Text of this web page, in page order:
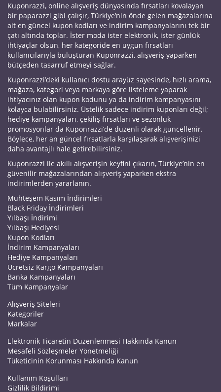
Kuponrazzi, online alışveriş dünyasında fırsatları kovalayan
bir paparazzi gibi çalışır, Türkiye’nin önde gelen mağazalarına
ait en güncel kupon kodları ve indirim kampanyalarını tek bir
çatı altında toplar. İster moda ister elektronik, ister günlük
ihtiyaçlar olsun, her kategoride en uygun fırsatları
kullanıcılarıyla buluşturan Kuponrazzi, alışveriş yaparken
bütçeden tasarruf etmeyi sağlar.
Kuponrazzi’deki kullanıcı dostu arayüz sayesinde, hızlı arama,
mağaza, kategori veya markaya göre listeleme yaparak
ihtiyacınız olan kupon kodunu ya da indirim kampanyasını
kolayca bulabilirsiniz. Üstelik sadece indirim kuponları değil;
hediye kampanyaları, çekiliş fırsatları ve sezonluk
promosyonlar da Kuponrazzi’de düzenli olarak güncellenir.
Böylece, her an güncel fırsatlarla karşılaşarak alışverişinizi
daha avantajlı hale getirebilirsiniz.
Kuponrazzi ile akıllı alışverişin keyfini çıkarın, Türkiye’nin en
güvenilir mağazalarından alışveriş yaparken ekstra
indirimlerden yararlanın.
Muhteşem Kasım İndirimleri
Black Friday İndirimleri
Yılbaşı İndirimi
Yılbaşı Hediyesi
Kupon Kodları
İndirim Kampanyaları
Hediye Kampanyaları
Ücretsiz Kargo Kampanyaları
Banka Kampanyaları
Tüm Kampanyalar
Alışveriş Siteleri
Kategoriler
Markalar
Elektronik Ticaretin Düzenlenmesi Hakkında Kanun
Mesafeli Sözleşmeler Yönetmeliği
Tüketicinin Korunması Hakkında Kanun
Kullanım Koşulları
Gizlilik Bildirimi